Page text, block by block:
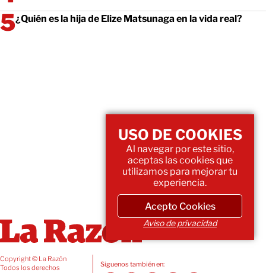
¿Quién es la hija de Elize Matsunaga en la vida real?
Copyright © La Razón
Todos los derechos
Siguenos también en:
USO DE COOKIES
Al navegar por este sitio,
aceptas las cookies que
utilizamos para mejorar tu
experiencia.
Acepto Cookies
Aviso de privacidad